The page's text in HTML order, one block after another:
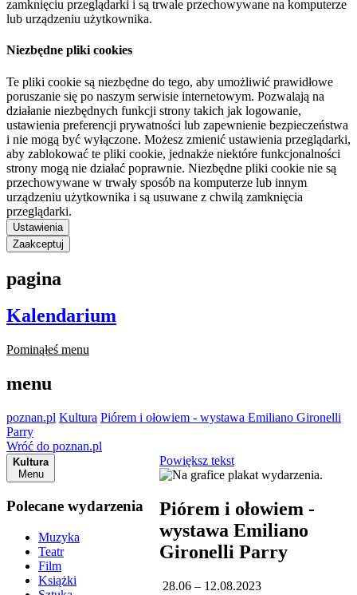
zamknięciu przeglądarki i są trwale przechowywane na komputerze
lub urządzeniu użytkownika.
Niezbędne pliki cookies
Te pliki cookie są niezbędne do tego, aby umożliwić prawidłowe
poruszanie się po naszym serwisie internetowym. Pozwalają na
działanie niezbędnych funkcji strony takich jak logowanie,
ustawienia preferencji prywatności lub zapewnienie bezpieczeństwa
i nie mogą być wyłączone. Możesz zmienić ustawienia przeglądarki,
aby zablokować te pliki cookie, jednakże niektóre funkcjonalności
strony mogą nie działać poprawnie. Niezbędne pliki cookie nie są
przechowywane w trwały sposób na komputerze lub innym
urządzeniu użytkownika i są usuwane z chwilą zamknięcia
przeglądarki.
Ustawienia
Zaakceptuj
pagina
Kalendarium
Pominąłeś menu
menu
poznan.pl Kultura Piórem i ołowiem - wystawa Emiliano Gironelli
Parry
Wróć do poznan.pl
Kultura
Menu
Polecane wydarzenia
Muzyka
Teatr
Film
Książki
Powiększ tekst
Piórem i ołowiem -
wystawa Emiliano
Gironelli Parry
28.06 – 12.08.2023